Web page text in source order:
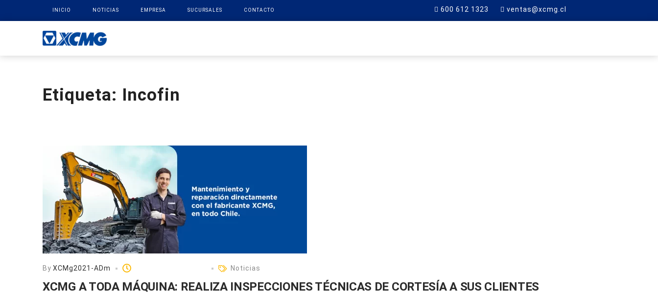
INICIO NOTICIAS EMPRESA SUCURSALES CONTACTO 600 612 1323 ventas@xcmg.cl
Etiqueta: Incofin
By XCMg2021-ADm Noticias
XCMG A TODA MÁQUINA: REALIZA INSPECCIONES TÉCNICAS DE CORTESÍA A SUS CLIENTES